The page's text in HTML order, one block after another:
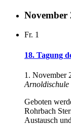
November
Fr. 1
18. Tagung
1. November
Arnoldischule
Geboten
Rohrbach
Austausch